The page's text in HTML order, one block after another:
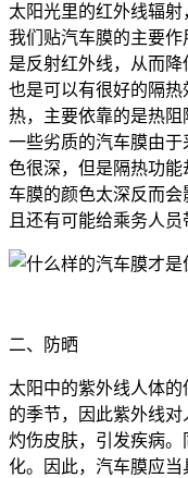
太阳光里的红外线辐
我们贴汽车膜的主要
是反射红外线，从而
也是可以有很好的隔
热，主要依靠的是热
一些劣质的汽车膜由
色很深，但是隔热功
车膜的颜色太深反而
且还有可能给乘务人员
二、防晒
太阳中的紫外线人体
的季节，因此紫外线
灼伤皮肤，引发疾病
化。因此，汽车膜应